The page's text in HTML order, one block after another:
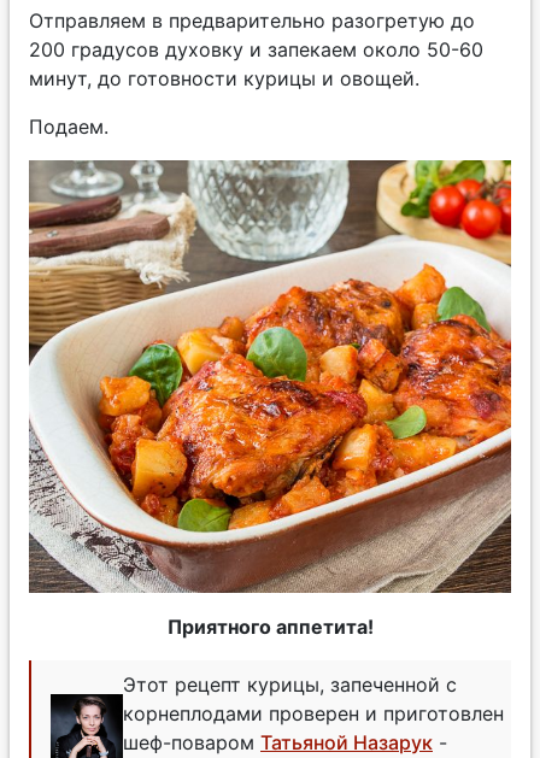
Отправляем в предварительно разогретую до
200 градусов духовку и запекаем около 50-60
минут, до готовности курицы и овощей.
Подаем.
Приятного аппетита!
Этот рецепт курицы, запеченной с
корнеплодами проверен и приготовлен
шеф-поваром Татьяной Назарук -